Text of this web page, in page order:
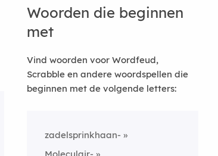
Woorden die beginnen
met
Vind woorden voor Wordfeud,
Scrabble en andere woordspellen die
beginnen met de volgende letters:
zadelsprinkhaan-